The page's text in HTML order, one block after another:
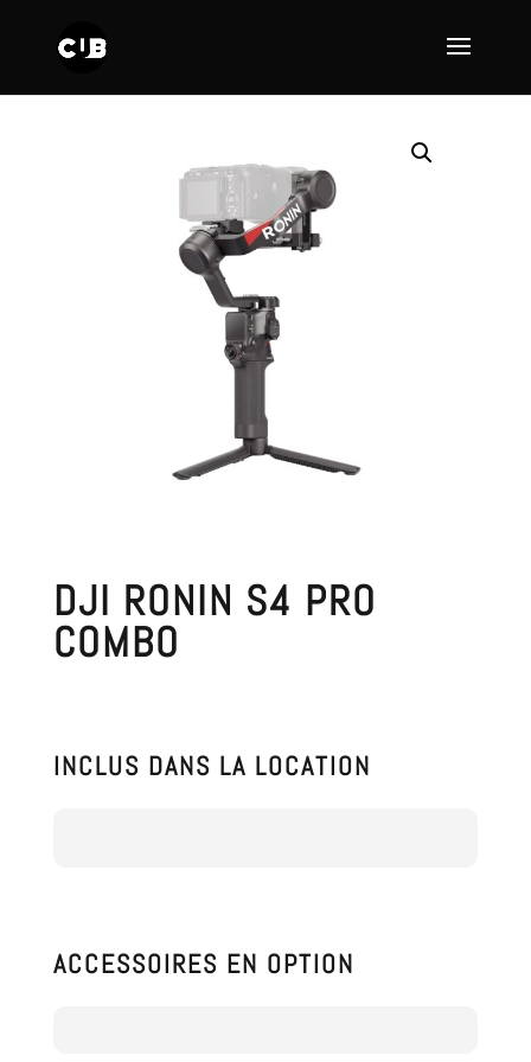
DJI RONIN S4 PRO
COMBO
INCLUS DANS LA LOCATION
ACCESSOIRES EN OPTION